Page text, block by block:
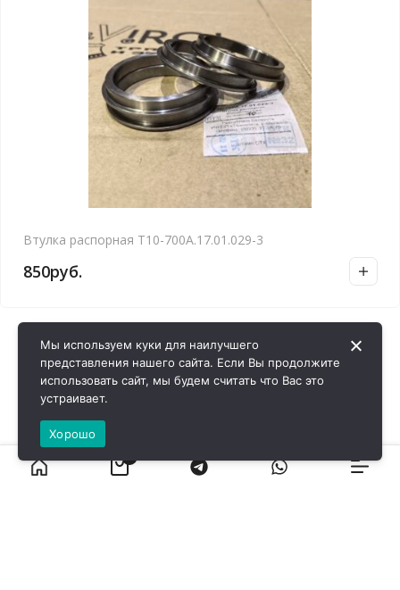
Втулка распорная Т10-700А.17.01.029-3
850руб.
Мы используем куки для наилучшего
представления нашего сайта. Если Вы продолжите
использовать сайт, мы будем считать что Вас это
устраивает.
Хорошо